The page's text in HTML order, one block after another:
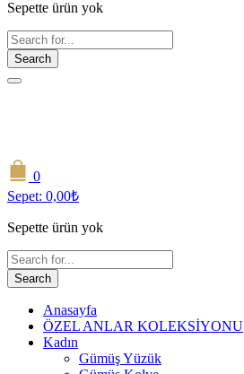
Sepette ürün yok
Search
0
Sepet: 0,00₺
Sepette ürün yok
Search
Anasayfa
ÖZEL ANLAR KOLEKSİYONU
Kadın
Gümüş Yüzük